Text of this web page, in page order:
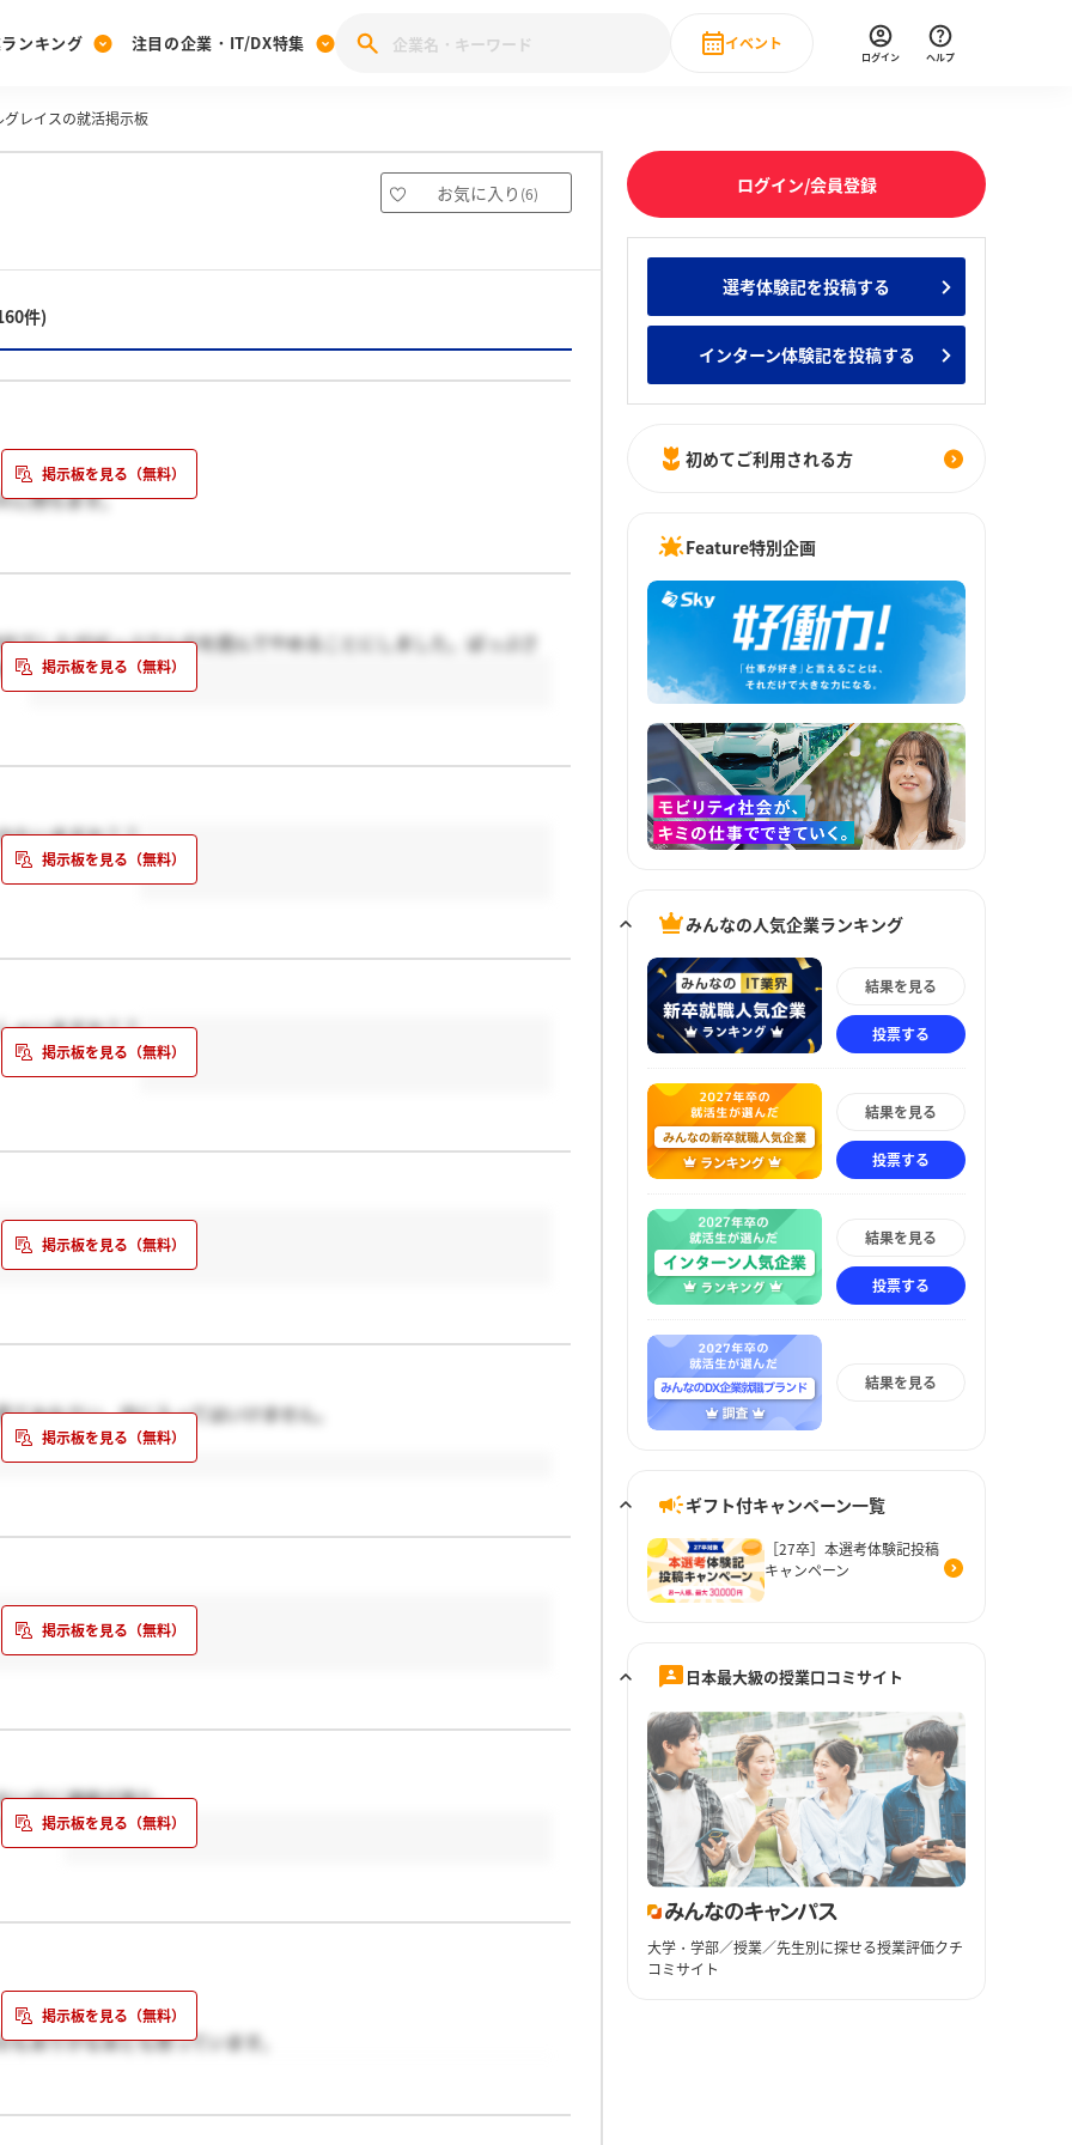
[27卒] 本選考体験記投稿キャンペーン
ンキング
みんなの新卒就職人気企業ランキング みんなのインターン人気企業ランキ
注目の企業・IT/DX特集
28卒 IT・DX現場社員インタビュー
業研究
イベント
直近のイベント一覧
ログイン ヘルプ
グレイスの就活掲示板
お気に入り (6)
件)
に持ちます。
店に来てお願いとかそういう展開です。
でしたがばっぷさんのを読んでやめることにしました。ばっぷさ
。
たいますか？？
ゃいますか？？
みなさい。中に入ってはいけません。
いのに連絡が来た。
・・・
ありかなあとも思っています。
ログイン/会員登録
選考体験記を投稿する
インターン体験記を投稿する
初めてご利用される方
Feature特別企画
みんなの人気企業ランキング
結果を見る
投票する
結果を見る
投票する
結果を見る
投票する
結果を見る
ギフト付キャンペーン一覧
［27卒］本選考体験記投稿
キャンペーン
日本最大級の授業口コミサイト
大学・学部／授業／先生別に探せる授業評価クチ
コミサイト